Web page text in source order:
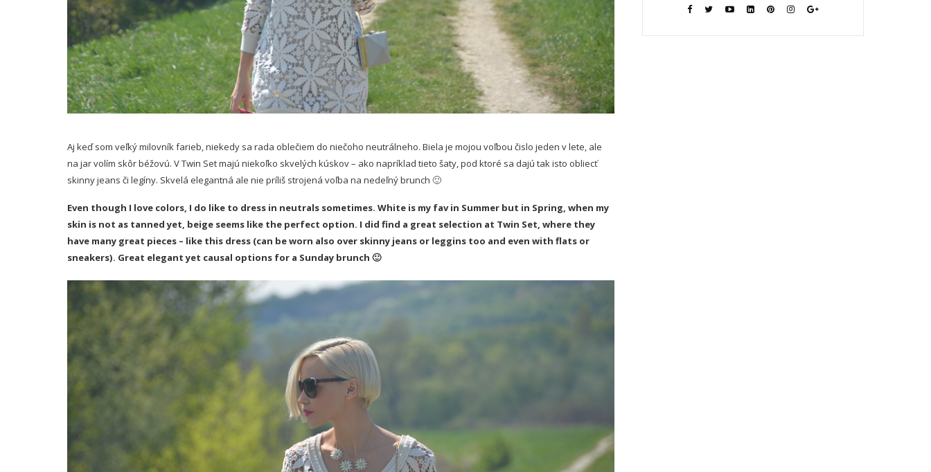
Aj keď som veľký milovník farieb, niekedy sa rada oblečiem do niečoho neutrálneho. Biela je mojou voľbou čislo jeden v lete, ale
na jar volím skôr béžovú. V Twin Set majú niekoľko skvelých kúskov – ako napríklad tieto šaty, pod ktoré sa dajú tak isto obliecť
skinny jeans či legíny. Skvelá elegantná ale nie príliš strojená voľba na nedeľný brunch 🙂
Even though I love colors, I do like to dress in neutrals sometimes. White is my fav in Summer but in Spring, when my
skin is not as tanned yet, beige seems like the perfect option. I did find a great selection at Twin Set, where they
have many great pieces – like this dress (can be worn also over skinny jeans or leggins too and even with flats or
sneakers). Great elegant yet causal options for a Sunday brunch 🙂